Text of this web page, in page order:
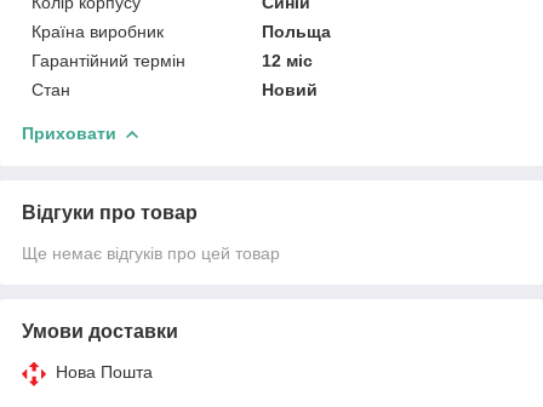
Країна виробник
Польща
Гарантійний термін
12 міс
Стан
Новий
Приховати
Відгуки про товар
Ще немає відгуків про цей товар
Умови доставки
Нова Пошта